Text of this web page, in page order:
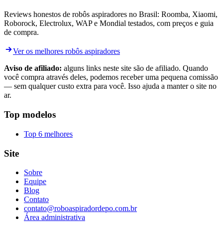
Reviews honestos de robôs aspiradores no Brasil: Roomba, Xiaomi,
Roborock, Electrolux, WAP e Mondial testados, com preços e guia
de compra.
Ver os melhores robôs aspiradores
Aviso de afiliado: alguns links neste site são de afiliado. Quando
você compra através deles, podemos receber uma pequena comissão
— sem qualquer custo extra para você. Isso ajuda a manter o site no
ar.
Top modelos
Top 6 melhores
Site
Sobre
Equipe
Blog
Contato
contato@roboaspiradordepo.com.br
Área administrativa